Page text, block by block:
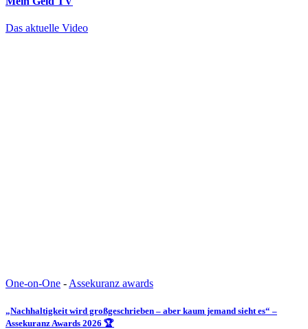
Das aktuelle Video
One-on-One -Assekuranz awards
„Nachhaltigkeit wird großgeschrieben – aber kaum jemand sieht es“ –
Assekuranz Awards 2026 🏆